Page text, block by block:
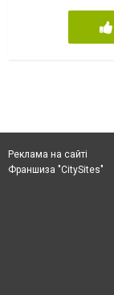
Реклама на сайті
Франшиза "CitySites"